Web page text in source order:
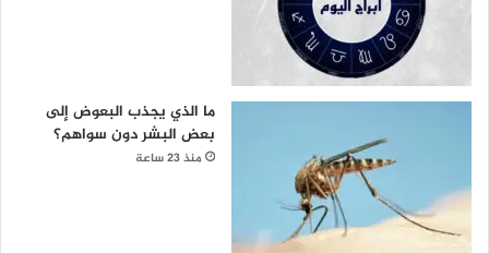
ما الذي يجذب البعوض إلى
بعض البشر دون سواهم؟
منذ 23 ساعة